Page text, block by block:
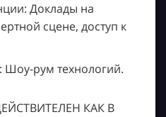
Доклады на
сцене, доступ к
Шоу-рум технологий.
КАК В